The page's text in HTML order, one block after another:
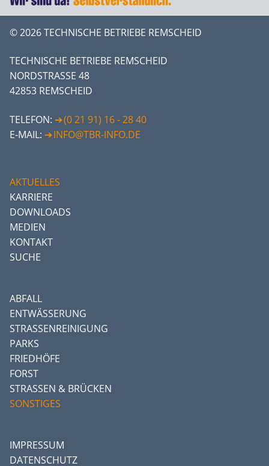
© 2026 TECHNISCHE BETRIEBE REMSCHEID
TECHNISCHE BETRIEBE REMSCHEID
NORDSTRASSE 48
42853 REMSCHEID
TELEFON:
(0 21 91) 16 - 28 40
E-MAIL:
INFO@TBR-INFO.DE
AKTUELLES
KARRIERE
DOWNLOADS
MEDIEN
KONTAKT
SUCHE
ABFALL
ENTWÄSSERUNG
STRASSENREINIGUNG
PARKS
FRIEDHÖFE
FORST
STRASSEN & BRÜCKEN
SONSTIGES
IMPRESSUM
DATENSCHUTZ